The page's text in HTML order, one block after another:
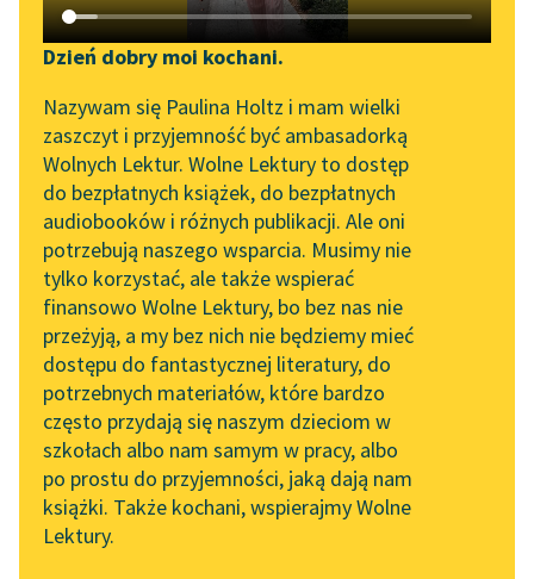
Katalog DAISY
Podkasty o książkach
Zgłoś brak utworu
Aktualności
„Prokurator Alicja Horn”
do słuchania
Byliśmy częścią AI Impact
Lab
Zapraszamy na spotkanie
online z tłumaczkami
literatury skandynawskiej
Spotkanie z Katarzyną
Tunkiel w Oslo
102. lata temu zmarł
Joseph Conrad
Narzędzia
Mapa Wolnych Lektur
Leśmianator
Przewodnik dla piszących i
czytających
API
OAI-PMH
Widget Wolnych Lektur
Przypisy
Dzień dobry moi kochani.
Nazywam się Paulina Holtz i mam wielki
zaszczyt i przyjemność być ambasadorką
Wolnych Lektur. Wolne Lektury to dostęp
do bezpłatnych książek, do bezpłatnych
audiobooków i różnych publikacji. Ale oni
potrzebują naszego wsparcia. Musimy nie
tylko korzystać, ale także wspierać
finansowo Wolne Lektury, bo bez nas nie
przeżyją, a my bez nich nie będziemy mieć
dostępu do fantastycznej literatury, do
potrzebnych materiałów, które bardzo
często przydają się naszym dzieciom w
szkołach albo nam samym w pracy, albo
po prostu do przyjemności, jaką dają nam
książki. Także kochani, wspierajmy Wolne
Lektury.
Bolesław Prus
Ogród był wielki,
dawny i z trzech stron
w podkowę otaczał
dom. Tu żyły w...
Czytaj więcej
Motyw: Drzewo